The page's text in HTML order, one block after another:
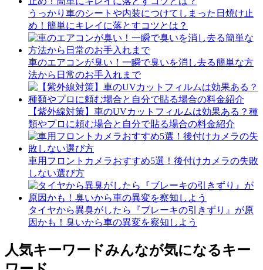
うっかり車のシートや内装につけてしまった日焼け止
め！簡単にキレイに落とすコツとは？
車のエアコンが臭い！一瞬で臭いを消し去る簡単な方
法から日常のお手入れまで
【紫外線対策】車のUVカットフィルムは効果ある？種
類やプロに頼む場合と自分で貼る場合の料金紹介
車用フロントカメラおすすめ5選！後付けカメラの失敗
しない選び方
タイヤから異臭がしたら『ブレーキの引きずり』が原
因かも！臭いから車の異変を察知しよう
人気キーワードみんなが気になるキー